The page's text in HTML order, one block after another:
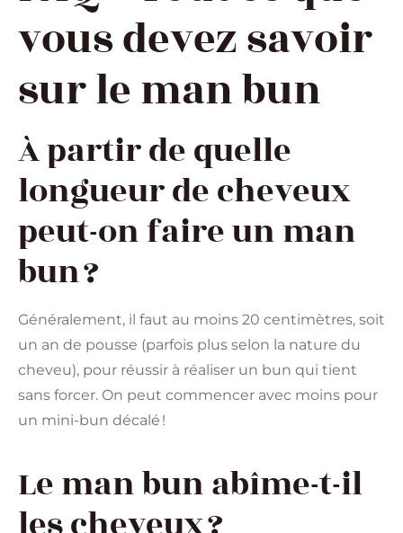
vous devez savoir
sur le man bun
À partir de quelle
longueur de cheveux
peut-on faire un man
bun ?
Généralement, il faut au moins 20 centimètres, soit
un an de pousse (parfois plus selon la nature du
cheveu), pour réussir à réaliser un bun qui tient
sans forcer. On peut commencer avec moins pour
un mini-bun décalé !
Le man bun abîme-t-il